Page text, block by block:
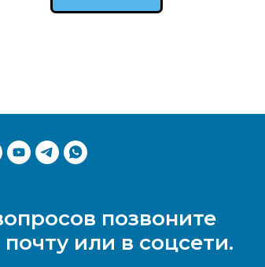
позвоните
или в соцсети.